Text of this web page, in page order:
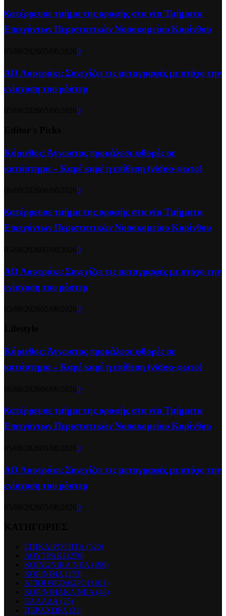
Kατέρρευσε τμήμα της οροφής στα νέα Τμήματα
Επειγόντων Περιστατικών Νοσοκομείου Κορίνθου
0
ΑΟ Λουτράκι: Συνεχίζει τις μεταγραφές με στόχο την
ενίσχυση του ρόστερ
0
Κόρινθος: Άγνωστος προκάλεσε φθορές σε
κατάστημα – Καρέ καρέ η επίθεση (video-φωτο)
0
Kατέρρευσε τμήμα της οροφής στα νέα Τμήματα
Επειγόντων Περιστατικών Νοσοκομείου Κορίνθου
0
ΑΟ Λουτράκι: Συνεχίζει τις μεταγραφές με στόχο την
ενίσχυση του ρόστερ
0
Κόρινθος: Άγνωστος προκάλεσε φθορές σε
κατάστημα – Καρέ καρέ η επίθεση (video-φωτο)
0
Kατέρρευσε τμήμα της οροφής στα νέα Τμήματα
Επειγόντων Περιστατικών Νοσοκομείου Κορίνθου
0
ΑΟ Λουτράκι: Συνεχίζει τις μεταγραφές με στόχο την
ενίσχυση του ρόστερ
0
ΕΠΙΚΑΙΡΟΤΗΤΑ (520)
ΛΟΥΤΡΑΚΙ (276)
ΚΟΙΝΩΝΙΚΑ ΝΕΑ (190)
ΚΟΡΙΝΘΙΑ (173)
ΑΓΙΟΙ ΘΕΟΔΩΡΟΙ (101)
ΚΟΡΙΝΘΙΑΚΑ ΝΕΑ (48)
ΕΛΛΑΔΑ (25)
ΠΕΡΑΧΩΡΑ (21)